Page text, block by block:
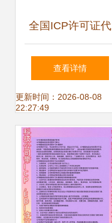
全国ICP许可证代
办 快速获取增值电
信业务牌照的专业
查看详情
更新时间：2026-08-08
22:27:49